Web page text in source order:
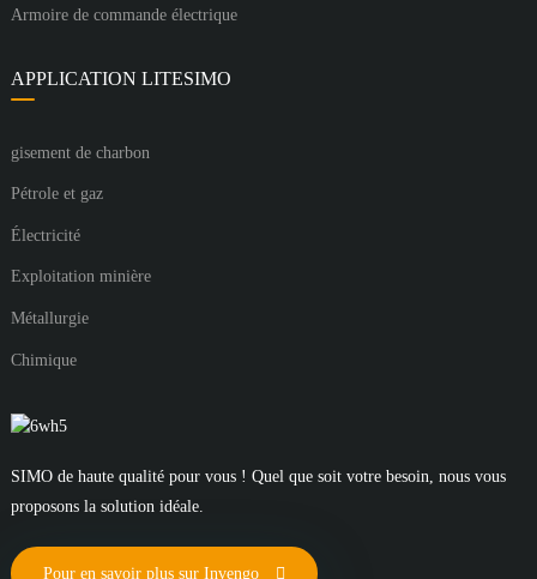
Armoire de commande électrique
APPLICATION LITESIMO
gisement de charbon
Pétrole et gaz
Électricité
Exploitation minière
Métallurgie
Chimique
SIMO de haute qualité pour vous ! Quel que soit votre besoin, nous vous
proposons la solution idéale.
Pour en savoir plus sur Invengo